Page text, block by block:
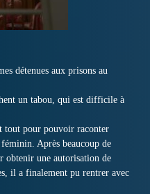
détenues aux prisons au
un tabou, qui est difficile à
tout pour pouvoir raconter
Après beaucoup de
obtenir une autorisation de
il a finalement pu rentrer avec